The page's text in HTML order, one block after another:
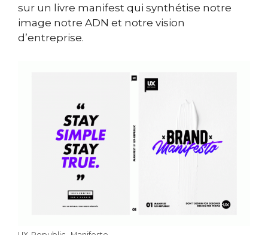
sur un livre manifest qui synthétise notre
image notre ADN et notre vision
d’entreprise.